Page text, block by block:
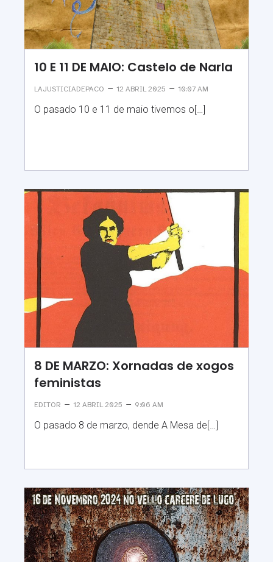
10 E 11 DE MAIO: Castelo de Narla
LAJUSTICIADEPACO – 12 ABRIL 2025 – 10:07 AM
O pasado 10 e 11 de maio tivemos o[…]
8 DE MARZO: Xornadas de xogos
feministas
EDITOR – 12 ABRIL 2025 – 9:06 AM
O pasado 8 de marzo, dende A Mesa de[…]